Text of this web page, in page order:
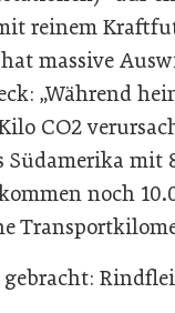
reinem
hat massive
„Während
CO2
Südamerika mit
noch